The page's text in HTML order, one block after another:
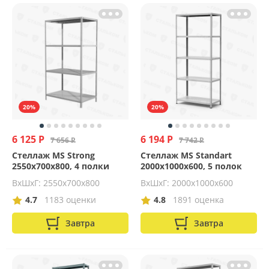
20%
6 125 Р 7 656 Р
Стеллаж MS Strong
2550х700х800, 4 полки
ВхШхГ: 2550x700x800
4.7
1183 оценки
Завтра
20%
6 194 Р 7 742 Р
Стеллаж MS Standart
2000х1000х600, 5 полок
ВхШхГ: 2000x1000x600
4.8
1891 оценка
Завтра